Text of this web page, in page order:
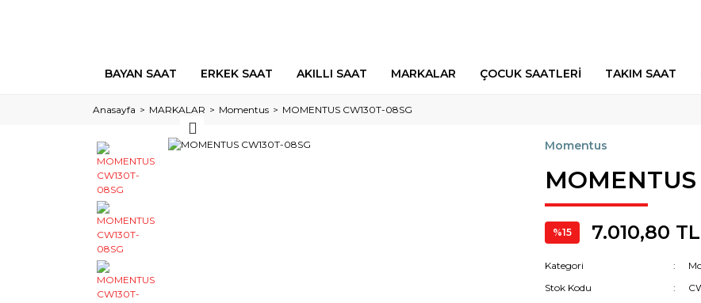
BAYAN SAAT ERKEK SAAT AKILLI SAAT MARKALAR ÇOCUK SAATLERİ TAKIM SAAT
Anasayfa MARKALAR Momentus MOMENTUS CW130T-08SG
Momentus
%15 7.010,80 TL
Kategori
Stok Kodu